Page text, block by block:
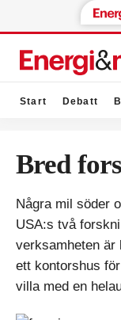
Start Debatt
Bred
Några mil söder
USA:s två
verksamheten är
ett kontorshus
villa med en